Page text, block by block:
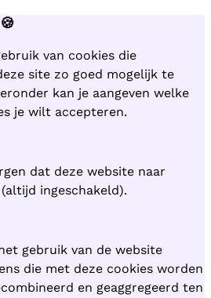
van cookies die
site zo goed mogelijk te
kan je aangeven welke
je wilt accepteren.
dat deze website naar
ingeschakeld).
gebruik van de website
die met deze cookies worden
en geaggregeerd ten